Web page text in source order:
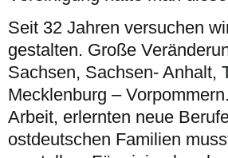
Seit 32 Jahren versuchen
gestalten. Große
Sachsen, Sachsen- Anhalt,
Mecklenburg –
Arbeit, erlernten neue
ostdeutschen Familien